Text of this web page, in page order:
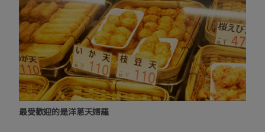
最受歡迎的是洋蔥天婦羅